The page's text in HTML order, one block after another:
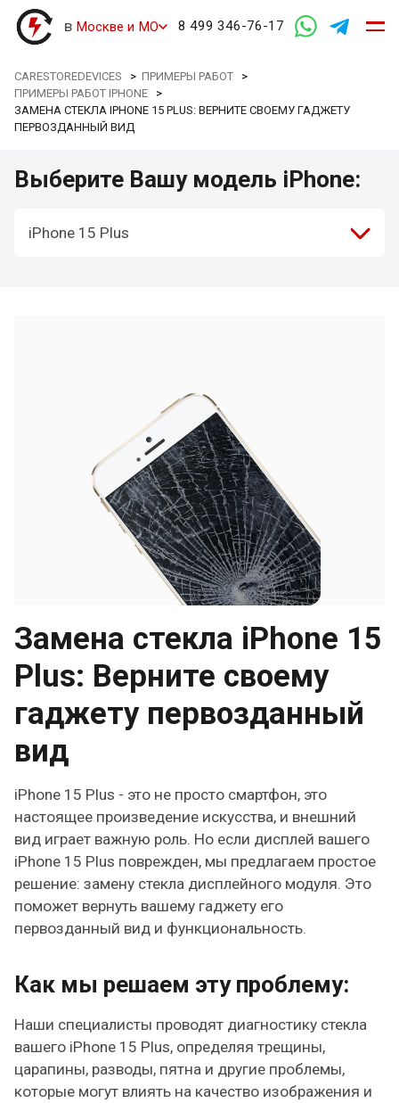
в Москве и МО 8 499 346-76-17
CARESTOREDEVICES >ПРИМЕРЫ РАБОТ >
ПРИМЕРЫ РАБОТ IPHONE >
ЗАМЕНА СТЕКЛА IPHONE 15 PLUS: ВЕРНИТЕ СВОЕМУ ГАДЖЕТУ
ПЕРВОЗДАННЫЙ ВИД
Выберите Вашу модель iPhone:
iPhone 15 Plus
Замена стекла iPhone 15
Plus: Верните своему
гаджету первозданный
вид
iPhone 15 Plus - это не просто смартфон, это
настоящее произведение искусства, и внешний
вид играет важную роль. Но если дисплей вашего
iPhone 15 Plus поврежден, мы предлагаем простое
решение: замену стекла дисплейного модуля. Это
поможет вернуть вашему гаджету его
первозданный вид и функциональность.
Как мы решаем эту проблему:
Наши специалисты проводят диагностику стекла
вашего iPhone 15 Plus, определяя трещины,
царапины, разводы, пятна и другие проблемы,
которые могут влиять на качество изображения и